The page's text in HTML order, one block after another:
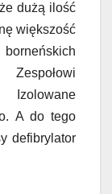
dużą ilość
większość
Izolowane
A do tego
defibrylator